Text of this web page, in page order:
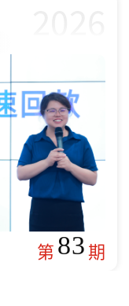
第83期